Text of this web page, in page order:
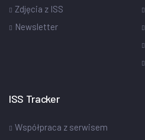
Zdjęcia z ISS
Newsletter
ISS Tracker
Współpraca z serwisem